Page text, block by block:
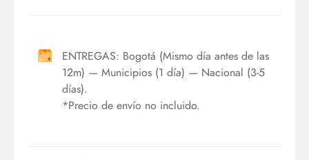
ENTREGAS: Bogotá (Mismo día antes de las
12m) — Municipios (1 día) — Nacional (3-5
días).
*Precio de envío no incluido.